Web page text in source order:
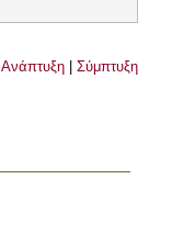
Ανάπτυξη Σύμπτυξη